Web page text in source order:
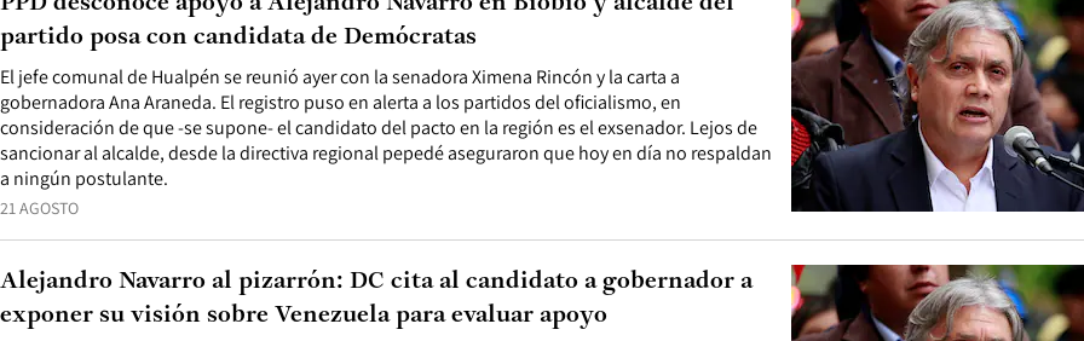
21 AGOSTO
El jefe comunal de Hualpén se reunió ayer con la senadora Ximena Rincón y la carta a
gobernadora Ana Araneda. El registro puso en alerta a los partidos del oficialismo, en
consideración de que -se supone- el candidato del pacto en la región es el exsenador. Lejos de
sancionar al alcalde, desde la directiva regional pepedé aseguraron que hoy en día no respaldan
a ningún postulante.
partido posa con candidata de Demócratas
Alejandro Navarro al pizarrón: DC cita al candidato a gobernador a
exponer su visión sobre Venezuela para evaluar apoyo